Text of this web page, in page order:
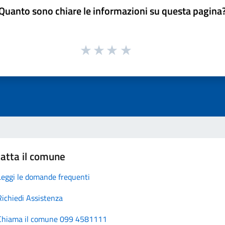
sono chiare le informazioni su questa
il comune
le domande frequenti
Assistenza
il comune 099 4581111